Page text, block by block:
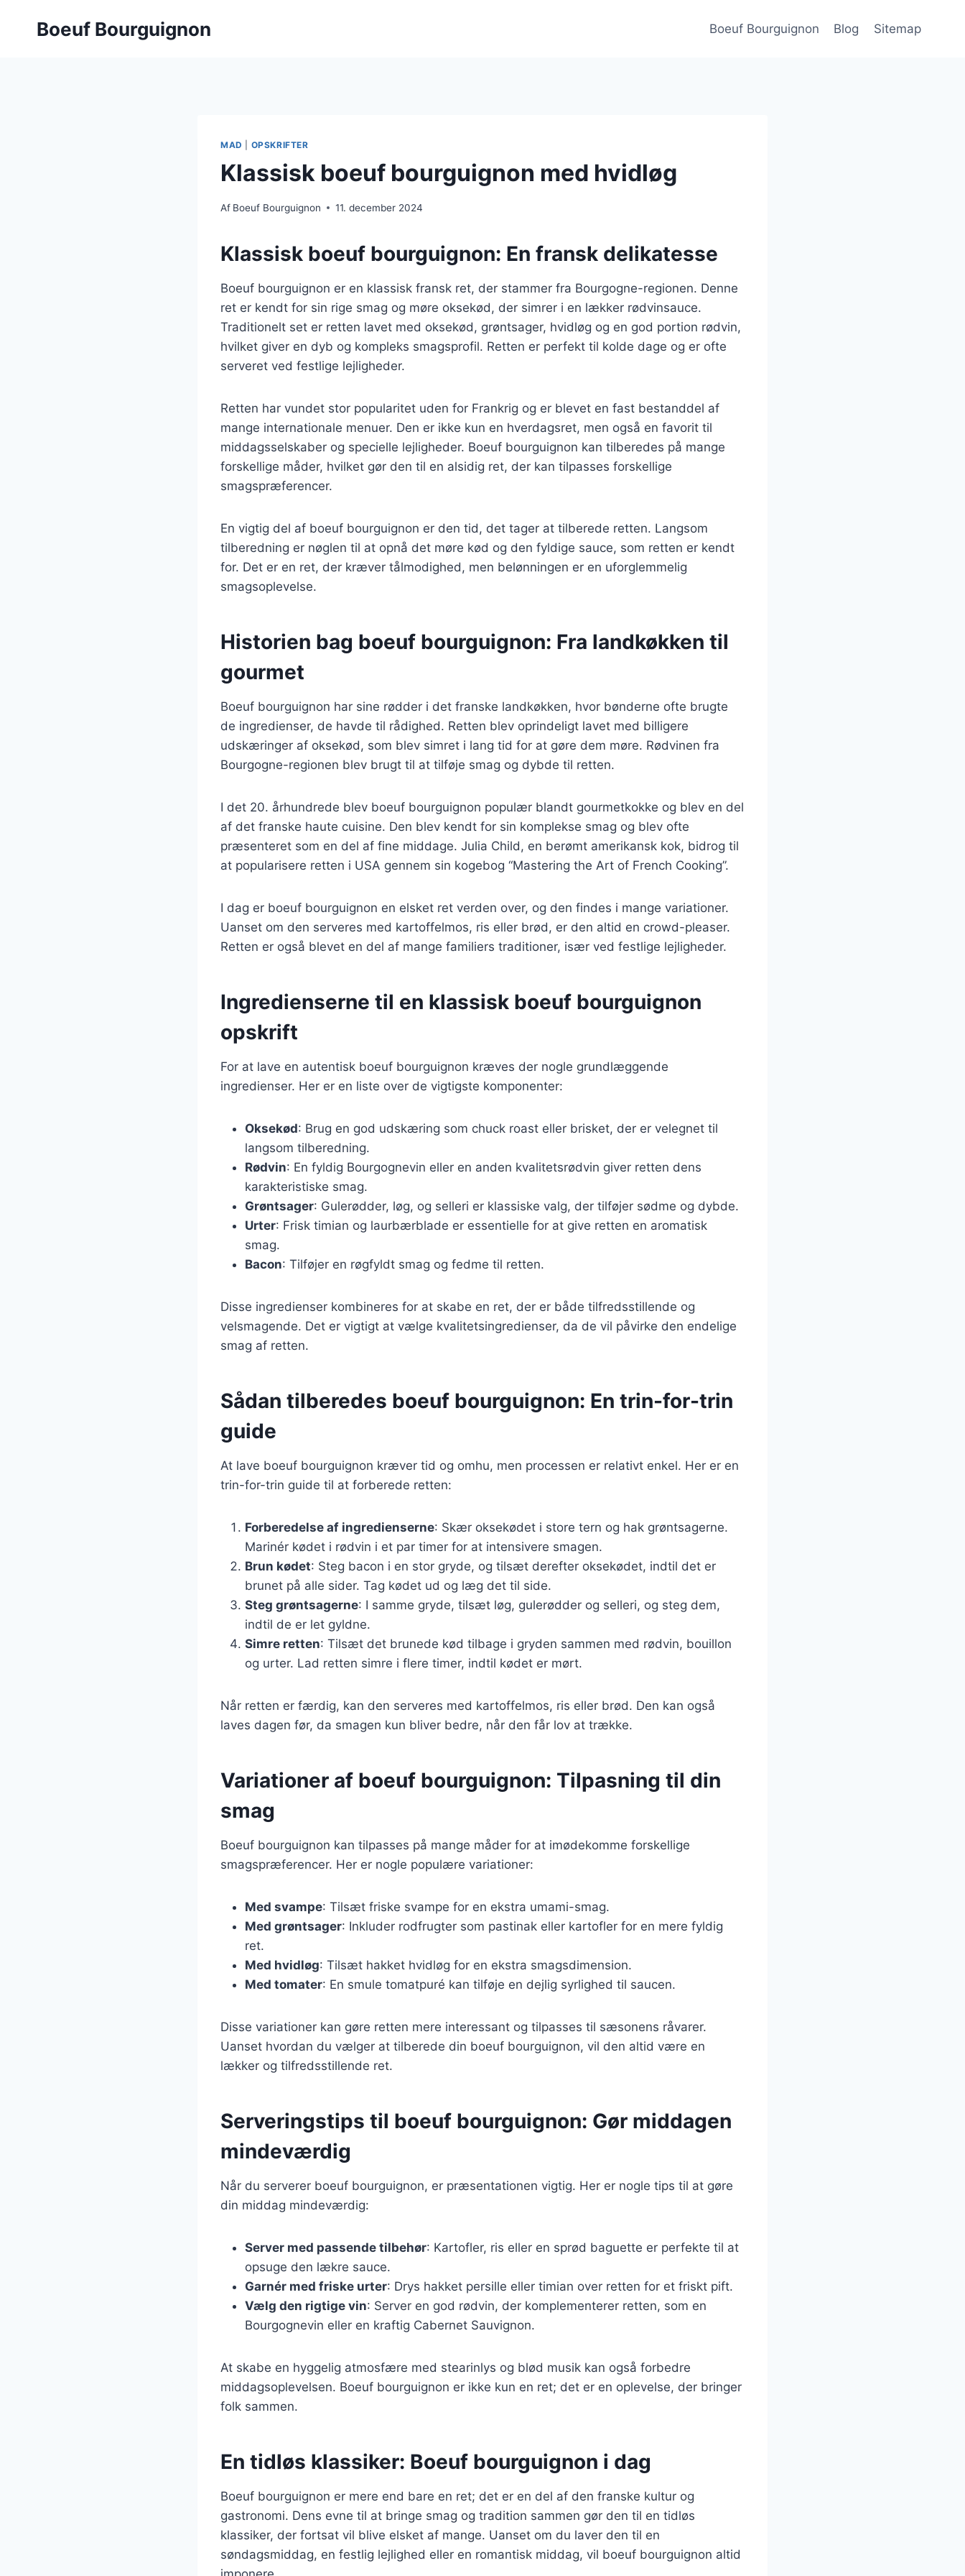
Boeuf Bourguignon Boeuf Bourguignon Blog Sitemap
MAD OPSKRIFTER
Klassisk boeuf bourguignon med hvidløg
Af Boeuf Bourguignon 11. december 2024
Klassisk boeuf bourguignon: En fransk delikatesse
Boeuf bourguignon er en klassisk fransk ret, der stammer fra Bourgogne-regionen. Denne
ret er kendt for sin rige smag og møre oksekød, der simrer i en lækker rødvinsauce.
Traditionelt set er retten lavet med oksekød, grøntsager, hvidløg og en god portion rødvin,
hvilket giver en dyb og kompleks smagsprofil. Retten er perfekt til kolde dage og er ofte
serveret ved festlige lejligheder.
Retten har vundet stor popularitet uden for Frankrig og er blevet en fast bestanddel af
mange internationale menuer. Den er ikke kun en hverdagsret, men også en favorit til
middagsselskaber og specielle lejligheder. Boeuf bourguignon kan tilberedes på mange
forskellige måder, hvilket gør den til en alsidig ret, der kan tilpasses forskellige
smagspræferencer.
En vigtig del af boeuf bourguignon er den tid, det tager at tilberede retten. Langsom
tilberedning er nøglen til at opnå det møre kød og den fyldige sauce, som retten er kendt
for. Det er en ret, der kræver tålmodighed, men belønningen er en uforglemmelig
smagsoplevelse.
Historien bag boeuf bourguignon: Fra landkøkken til
gourmet
Boeuf bourguignon har sine rødder i det franske landkøkken, hvor bønderne ofte brugte
de ingredienser, de havde til rådighed. Retten blev oprindeligt lavet med billigere
udskæringer af oksekød, som blev simret i lang tid for at gøre dem møre. Rødvinen fra
Bourgogne-regionen blev brugt til at tilføje smag og dybde til retten.
I det 20. århundrede blev boeuf bourguignon populær blandt gourmetkokke og blev en del
af det franske haute cuisine. Den blev kendt for sin komplekse smag og blev ofte
præsenteret som en del af fine middage. Julia Child, en berømt amerikansk kok, bidrog til
at popularisere retten i USA gennem sin kogebog “Mastering the Art of French Cooking”.
I dag er boeuf bourguignon en elsket ret verden over, og den findes i mange variationer.
Uanset om den serveres med kartoffelmos, ris eller brød, er den altid en crowd-pleaser.
Retten er også blevet en del af mange familiers traditioner, især ved festlige lejligheder.
Ingredienserne til en klassisk boeuf bourguignon
opskrift
For at lave en autentisk boeuf bourguignon kræves der nogle grundlæggende
ingredienser. Her er en liste over de vigtigste komponenter:
Oksekød: Brug en god udskæring som chuck roast eller brisket, der er velegnet til
langsom tilberedning.
Rødvin: En fyldig Bourgognevin eller en anden kvalitetsrødvin giver retten dens
karakteristiske smag.
Grøntsager: Gulerødder, løg, og selleri er klassiske valg, der tilføjer sødme og dybde.
Urter: Frisk timian og laurbærblade er essentielle for at give retten en aromatisk
smag.
Bacon: Tilføjer en røgfyldt smag og fedme til retten.
Disse ingredienser kombineres for at skabe en ret, der er både tilfredsstillende og
velsmagende. Det er vigtigt at vælge kvalitetsingredienser, da de vil påvirke den endelige
smag af retten.
Sådan tilberedes boeuf bourguignon: En trin-for-trin
guide
At lave boeuf bourguignon kræver tid og omhu, men processen er relativt enkel. Her er en
trin-for-trin guide til at forberede retten:
Forberedelse af ingredienserne: Skær oksekødet i store tern og hak grøntsagerne.
Marinér kødet i rødvin i et par timer for at intensivere smagen.
Brun kødet: Steg bacon i en stor gryde, og tilsæt derefter oksekødet, indtil det er
brunet på alle sider. Tag kødet ud og læg det til side.
Steg grøntsagerne: I samme gryde, tilsæt løg, gulerødder og selleri, og steg dem,
indtil de er let gyldne.
Simre retten: Tilsæt det brunede kød tilbage i gryden sammen med rødvin, bouillon
og urter. Lad retten simre i flere timer, indtil kødet er mørt.
Når retten er færdig, kan den serveres med kartoffelmos, ris eller brød. Den kan også
laves dagen før, da smagen kun bliver bedre, når den får lov at trække.
Variationer af boeuf bourguignon: Tilpasning til din
smag
Boeuf bourguignon kan tilpasses på mange måder for at imødekomme forskellige
smagspræferencer. Her er nogle populære variationer:
Med svampe: Tilsæt friske svampe for en ekstra umami-smag.
Med grøntsager: Inkluder rodfrugter som pastinak eller kartofler for en mere fyldig
ret.
Med hvidløg: Tilsæt hakket hvidløg for en ekstra smagsdimension.
Med tomater: En smule tomatpuré kan tilføje en dejlig syrlighed til saucen.
Disse variationer kan gøre retten mere interessant og tilpasses til sæsonens råvarer.
Uanset hvordan du vælger at tilberede din boeuf bourguignon, vil den altid være en
lækker og tilfredsstillende ret.
Serveringstips til boeuf bourguignon: Gør middagen
mindeværdig
Når du serverer boeuf bourguignon, er præsentationen vigtig. Her er nogle tips til at gøre
din middag mindeværdig:
Server med passende tilbehør: Kartofler, ris eller en sprød baguette er perfekte til at
opsuge den lækre sauce.
Garnér med friske urter: Drys hakket persille eller timian over retten for et friskt pift.
Vælg den rigtige vin: Server en god rødvin, der komplementerer retten, som en
Bourgognevin eller en kraftig Cabernet Sauvignon.
At skabe en hyggelig atmosfære med stearinlys og blød musik kan også forbedre
middagsoplevelsen. Boeuf bourguignon er ikke kun en ret; det er en oplevelse, der bringer
folk sammen.
En tidløs klassiker: Boeuf bourguignon i dag
Boeuf bourguignon er mere end bare en ret; det er en del af den franske kultur og
gastronomi. Dens evne til at bringe smag og tradition sammen gør den til en tidløs
klassiker, der fortsat vil blive elsket af mange. Uanset om du laver den til en
søndagsmiddag, en festlig lejlighed eller en romantisk middag, vil boeuf bourguignon altid